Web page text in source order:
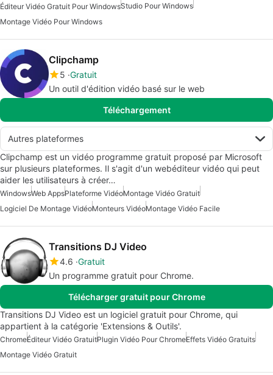
Éditeur Vidéo Gratuit Pour WindowsStudio Pour Windows
Montage Vidéo Pour Windows
Clipchamp
5 Gratuit
Un outil d'édition vidéo basé sur le web
Téléchargement
Autres plateformes
Clipchamp est un vidéo programme gratuit proposé par Microsoft
sur plusieurs plateformes. Il s'agit d'un webéditeur vidéo qui peut
aider les utilisateurs à créer…
WindowsWeb AppsPlateforme VidéoMontage Vidéo Gratuit
Logiciel De Montage VidéoMonteurs VidéoMontage Vidéo Facile
Transitions DJ Video
4.6 Gratuit
Un programme gratuit pour Chrome.
Télécharger gratuit pour Chrome
Transitions DJ Video est un logiciel gratuit pour Chrome, qui
appartient à la catégorie 'Extensions & Outils'.
ChromeÉditeur Vidéo GratuitPlugin Vidéo Pour ChromeEffets Vidéo Gratuits
Montage Vidéo Gratuit